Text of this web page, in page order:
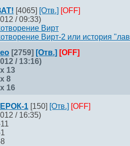
[4065] [Отв.] [OFF]
/ 09:33)
Вирт
Вирт-2 или история
[2759] [Отв.] [OFF]
/ 13:16)
13
8
16
1 [150] [Отв.] [OFF]
/ 16:35)